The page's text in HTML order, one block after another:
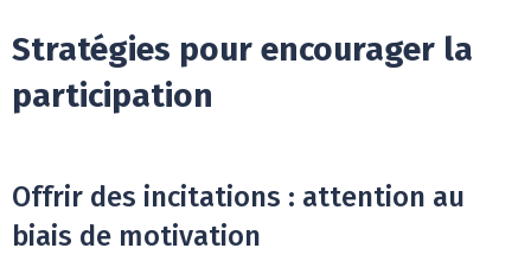
Stratégies pour encourager la
participation
Offrir des incitations : attention au
biais de motivation